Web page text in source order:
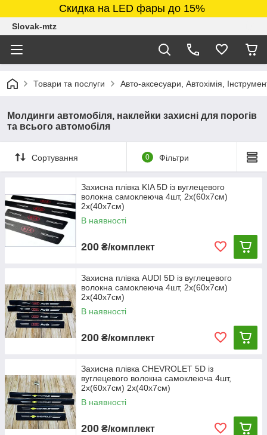
Скидка на LED фары до 15%
Slovak-mtz
Товари та послуги Авто-аксесуари, Автохімія,
Молдинги автомобіля, наклейки захисні для порогів
та всього автомобіля
Сортування 0 Фільтри
Захисна плівка KIA 5D із вуглецевого
волокна самоклеюча 4шт, 2х(60х7см)
2х(40х7см)
В наявності
200 ₴/комплект
Захисна плівка AUDI 5D із вуглецевого
волокна самоклеюча 4шт, 2х(60х7см)
2х(40х7см)
В наявності
200 ₴/комплект
Захисна плівка CHEVROLET 5D із
вуглецевого волокна самоклеюча 4шт,
2х(60х7см) 2х(40х7см)
В наявності
200 ₴/комплект